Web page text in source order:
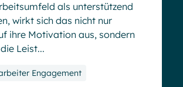
als unterstützend
wirkt sich das nicht nur
ihre Motivation aus, sondern
Leist...
Engagement